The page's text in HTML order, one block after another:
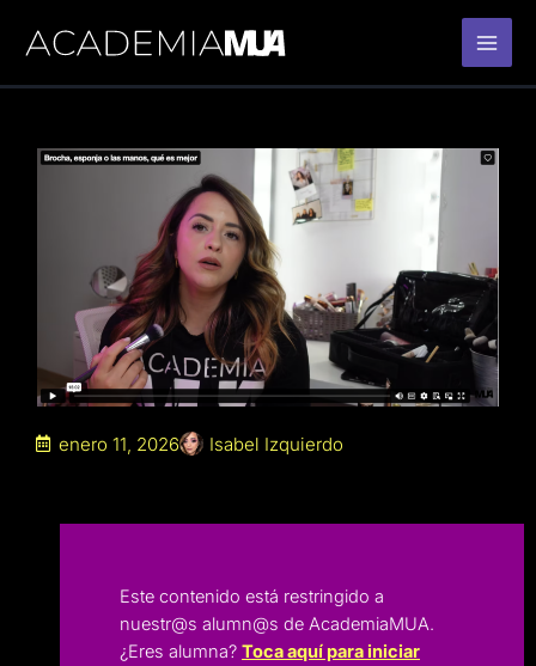
enero 11, 2026 Isabel Izquierdo
Este contenido está restringido a
nuestr@s alumn@s de AcademiaMUA.
¿Eres alumna? Toca aquí para iniciar